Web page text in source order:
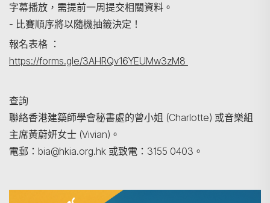
字幕播放，需提前一周提交相關資料。
- 比賽順序將以隨機抽籤決定！
報名表格 ：
https://forms.gle/3AHRQv16YEUMw3zM8
查詢
聯絡香港建築師學會秘書處的曾小姐 (Charlotte) 或音樂組
主席黃蔚妍女士 (Vivian)。
電郵：bia@hkia.org.hk 或致電：3155 0403。